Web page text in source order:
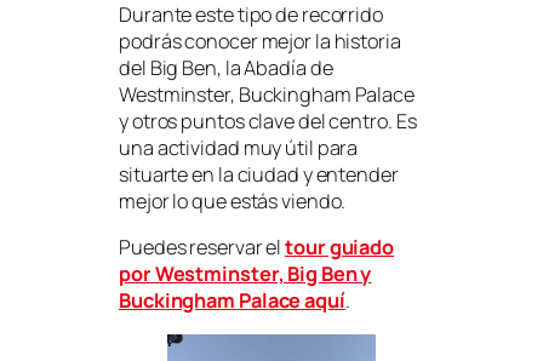
Durante este tipo de recorrido
podrás conocer mejor la historia
del Big Ben, la Abadía de
Westminster, Buckingham Palace
y otros puntos clave del centro. Es
una actividad muy útil para
situarte en la ciudad y entender
mejor lo que estás viendo.
Puedes reservar eltour guiado
por Westminster, Big Ben y
Buckingham Palace aquí.